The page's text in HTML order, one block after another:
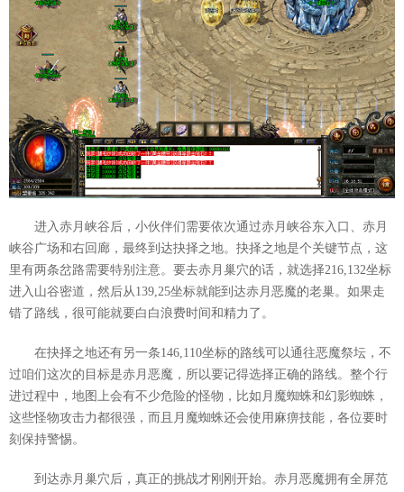
进入赤月峡谷后，小伙伴们需要依次通过赤月峡谷东入口、赤月
峡谷广场和右回廊，最终到达抉择之地。抉择之地是个关键节点，这
里有两条岔路需要特别注意。要去赤月巢穴的话，就选择216,132坐标
进入山谷密道，然后从139,25坐标就能到达赤月恶魔的老巢。如果走
错了路线，很可能就要白白浪费时间和精力了。
在抉择之地还有另一条146,110坐标的路线可以通往恶魔祭坛，不
过咱们这次的目标是赤月恶魔，所以要记得选择正确的路线。整个行
进过程中，地图上会有不少危险的怪物，比如月魔蜘蛛和幻影蜘蛛，
这些怪物攻击力都很强，而且月魔蜘蛛还会使用麻痹技能，各位要时
刻保持警惕。
到达赤月巢穴后，真正的挑战才刚刚开始。赤月恶魔拥有全屏范